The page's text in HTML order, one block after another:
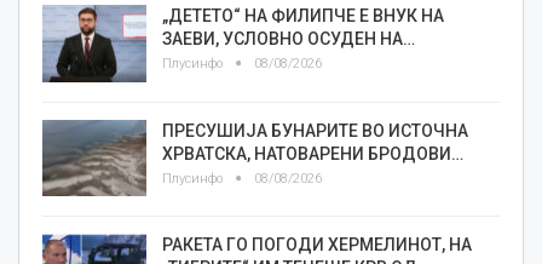
„ДЕТЕТО“ НА ФИЛИПЧЕ Е ВНУК НА
ЗАЕВИ, УСЛОВНО ОСУДЕН НА…
Плусинфо 08/08/2026
ПРЕСУШИЈА БУНАРИТЕ ВО ИСТОЧНА
ХРВАТСКА, НАТОВАРЕНИ БРОДОВИ…
Плусинфо 08/08/2026
РАКЕТА ГО ПОГОДИ ХЕРМЕЛИНОТ, НА